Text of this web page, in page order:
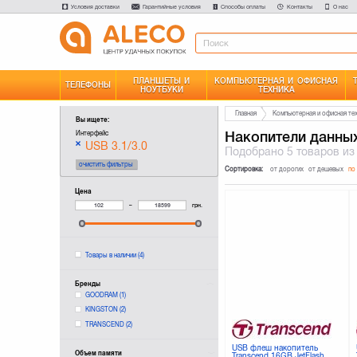
Условия доставки Гарантийные условия Способы оплаты Контакты О нас
ТЕЛЕФОНЫ
ПЛАНШЕТЫ И
НОУТБУКИ
КОМПЬЮТЕРНАЯ И ОФИСНАЯ
ТЕХНИКА
Вы ищете:
Интерфейс
USB 3.1/3.0
очистить фильтры
Цена
– грн.
Товары в наличии(4)
Бренды
GOODRAM(1)
KINGSTON(2)
TRANSCEND(2)
Объем памяти
Главная Компьютерная и офисная
Накопители
Подобрано5 товаров
Сортировка: от дорогих от дешевых по
USB флеш накопитель